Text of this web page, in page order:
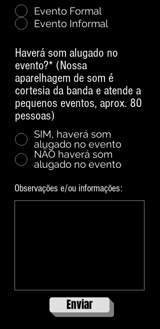
Evento Formal
Evento Informal
Haverá som alugado no
evento?* (Nossa
aparelhagem de som é
cortesia da banda e atende a
pequenos eventos, aprox. 80
pessoas)
SIM, haverá som
alugado no evento
NÃO haverá som
alugado no evento
Observações e/ou informações:
Enviar